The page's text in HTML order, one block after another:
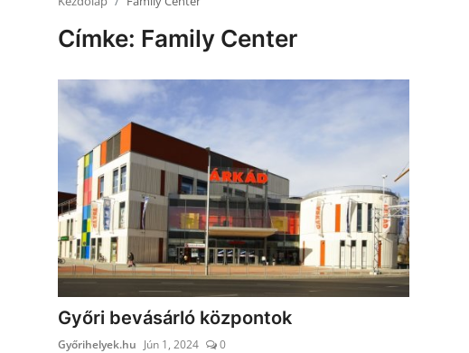
ReceptekCímke: Family Center
Győri bevásárló központok
Győrihelyek.hu Jún 1, 2024 0